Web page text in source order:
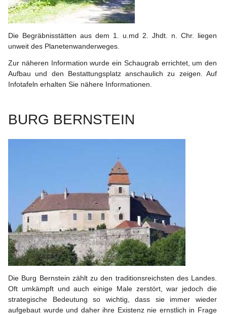
Die Begräbnisstätten aus dem 1. u.md 2. Jhdt. n. Chr. liegen
unweit des Planetenwanderweges.
Zur näheren Information wurde ein Schaugrab errichtet, um den
Aufbau und den Bestattungsplatz anschaulich zu zeigen. Auf
Infotafeln erhalten Sie nähere Informationen.
BURG BERNSTEIN
Die Burg Bernstein zählt zu den traditionsreichsten des Landes.
Oft umkämpft und auch einige Male zerstört, war jedoch die
strategische Bedeutung so wichtig, dass sie immer wieder
aufgebaut wurde und daher ihre Existenz nie ernstlich in Frage